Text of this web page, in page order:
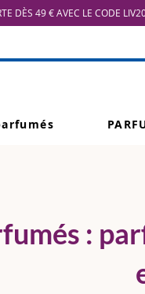
DÈS 49 € AVEC LE CODE
: